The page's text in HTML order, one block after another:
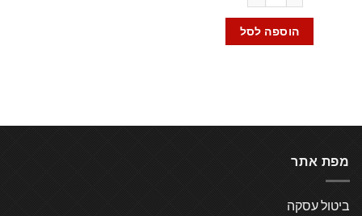
הוספה לסל
מפת אתר
ביטול עסקה